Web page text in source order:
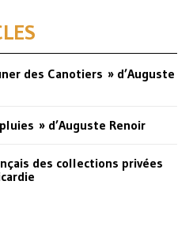
des Canotiers » d’Auguste
» d’Auguste Renoir
des collections privées